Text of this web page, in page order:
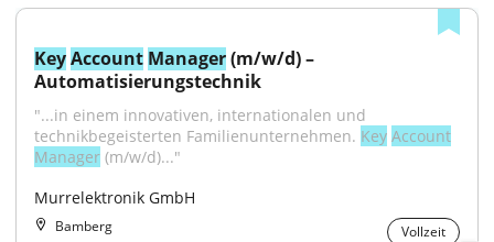
KeyAccount Manager (m/w/d) –
Automatisierungstechnik
"...in einem innovativen, internationalen und
technikbegeisterten Familienunternehmen. Key Account
Manager (m/w/d)..."
Murrelektronik GmbH
Bamberg Vollzeit